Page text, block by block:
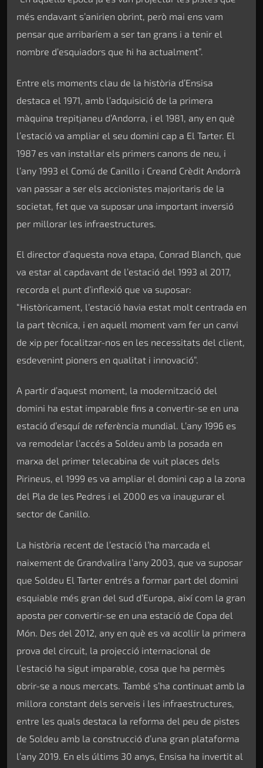
més endavant s’anirien obrint, però mai ens vam
pensar que arribaríem a ser tan grans i a tenir el
nombre d’esquiadors que hi ha actualment”.
Entre els moments clau de la història d’Ensisa
destaca el 1971, amb l’adquisició de la primera
màquina trepitjaneu d’Andorra, i el 1981, any en què
l’estació va ampliar el seu domini cap a El Tarter. El
1987 es van instal·lar els primers canons de neu, i
l’any 1993 el Comú de Canillo i Creand Crèdit Andorrà
van passar a ser els accionistes majoritaris de la
societat, fet que va suposar una important inversió
per millorar les infraestructures.
El director d’aquesta nova etapa, Conrad Blanch, que
va estar al capdavant de l’estació del 1993 al 2017,
recorda el punt d’inflexió que va suposar:
“Històricament, l’estació havia estat molt centrada en
la part tècnica, i en aquell moment vam fer un canvi
de xip per focalitzar-nos en les necessitats del client,
esdevenint pioners en qualitat i innovació”.
A partir d’aquest moment, la modernització del
domini ha estat imparable fins a convertir-se en una
estació d’esquí de referència mundial. L’any 1996 es
va remodelar l’accés a Soldeu amb la posada en
marxa del primer telecabina de vuit places dels
Pirineus, el 1999 es va ampliar el domini cap a la zona
del Pla de les Pedres i el 2000 es va inaugurar el
sector de Canillo.
La història recent de l’estació l’ha marcada el
naixement de Grandvalira l’any 2003, que va suposar
que Soldeu El Tarter entrés a formar part del domini
esquiable més gran del sud d’Europa, així com la gran
aposta per convertir-se en una estació de Copa del
Món. Des del 2012, any en què es va acollir la primera
prova del circuit, la projecció internacional de
l’estació ha sigut imparable, cosa que ha permès
obrir-se a nous mercats. També s’ha continuat amb la
millora constant dels serveis i les infraestructures,
entre les quals destaca la reforma del peu de pistes
de Soldeu amb la construcció d’una gran plataforma
l’any 2019. En els últims 30 anys, Ensisa ha invertit al